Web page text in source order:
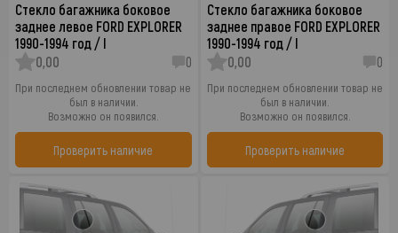
Стекло багажника боковое
заднее левое FORD EXPLORER
1990-1994 год / I
0,00
0
При последнем обновлении товар не
был в наличии.
Возможно он появился.
Проверить наличие
Стекло багажника боковое
заднее правое FORD EXPLORER
1990-1994 год / I
0,00
0
При последнем обновлении товар не
был в наличии.
Возможно он появился.
Проверить наличие